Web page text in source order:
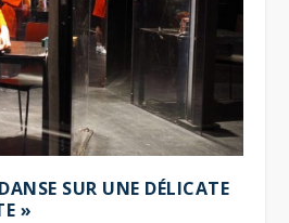
SUR UNE DÉLICATE
»